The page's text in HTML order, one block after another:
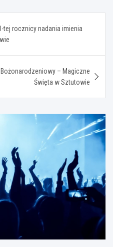
tej rocznicy nadania imienia
– Magiczne
Święta w Sztutowie